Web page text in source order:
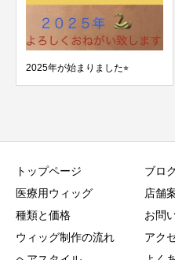
みなさん切る切る【冬のスタイ
ルチェンジ２】
トップページ
医療用ウィッグ
種類と価格
ウィッグ制作の流れ
ブロ
店舗
お問
アク